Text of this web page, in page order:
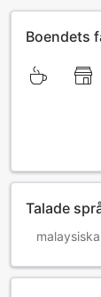
Boendets
Talade
malaysiska